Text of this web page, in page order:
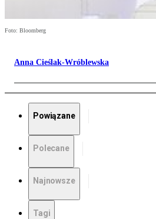
Foto: Bloomberg
Anna Cieślak-Wróblewska
Powiązane
Polecane
Najnowsze
Tagi